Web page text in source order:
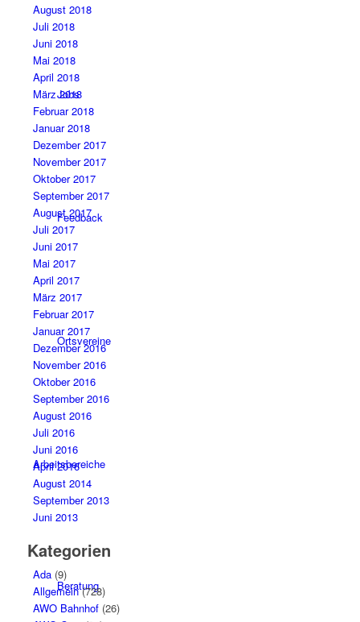
Jobs
Feedback
Ortsvereine
Arbeitsbereiche
Beratung
August 2018
Juli 2018
Juni 2018
Mai 2018
April 2018
März 2018
Februar 2018
Januar 2018
Dezember 2017
November 2017
Oktober 2017
September 2017
August 2017
Juli 2017
Juni 2017
Mai 2017
April 2017
März 2017
Februar 2017
Januar 2017
Dezember 2016
November 2016
Oktober 2016
September 2016
August 2016
Juli 2016
Juni 2016
April 2016
August 2014
September 2013
Juni 2013
Kategorien
Ada(9)
Allgemein(728)
AWO Bahnhof(26)